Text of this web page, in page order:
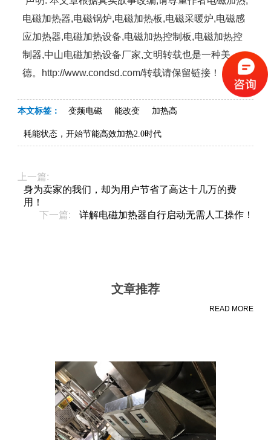
电磁加热器,电磁锅炉,电磁加热板,电磁采暖炉,电磁感
应加热器,电磁加热设备,电磁加热控制板,电磁加热控
制器,中山电磁加热设备厂家,文明转载也是一种美
德。http://www.condsd.com/转载请保留链接！
本文标签： 变频电磁 能改变 加热高
耗能状态，开始节能高效加热2.0时代
上一篇:
身为卖家的我们，却为用户节省了高达十几万的费
用！
下一篇:
详解电磁加热器自行启动无需人工操作！
文章推荐
READ MORE